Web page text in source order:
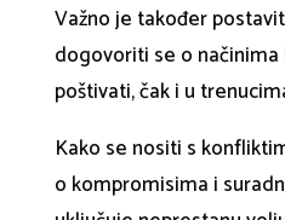
Važno je također
dogovoriti se o
poštivati, čak i u
Kako se nositi s
o kompromisima i